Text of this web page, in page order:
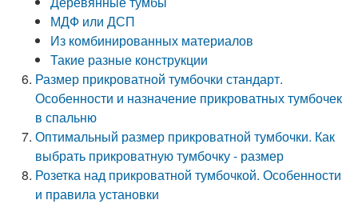
МДФ или ДСП
Из комбинированных материалов
Такие разные конструкции
Размер прикроватной тумбочки стандарт.
Особенности и назначение прикроватных тумбочек
в спальню
Оптимальный размер прикроватной тумбочки. Как
выбрать прикроватную тумбочку - размер
Розетка над прикроватной тумбочкой. Особенности
и правила установки